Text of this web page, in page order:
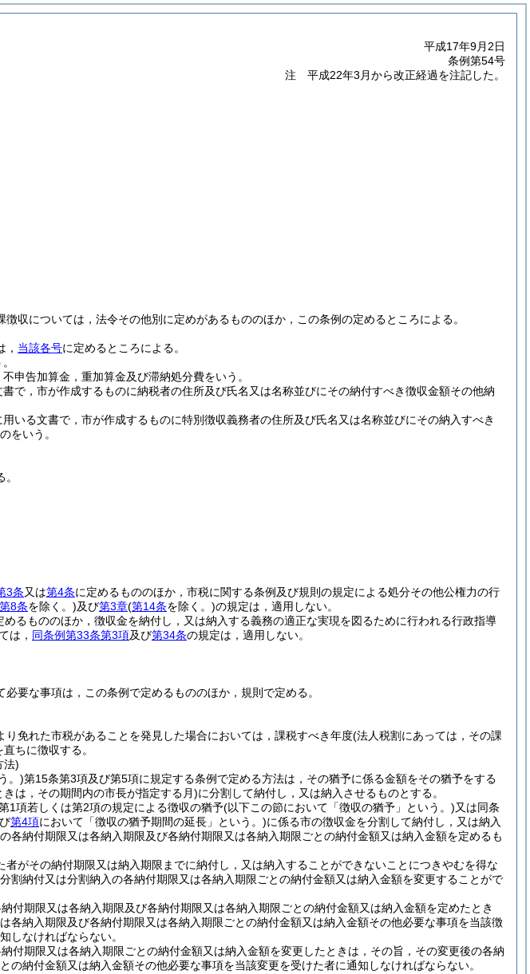
平成17年9月2日
条例第54号
注 平成22年3月から改正経過を注記した。
収については，法令その他別に定めがあるもののほか，この条例の定めるところによる。
， 当該各号に定めるところによる。
告加算金，重加算金及び滞納処分費をいう。
で，市が作成するものに納税者の住所及び氏名又は名称並びにその納付すべき徴収金額その他納
る文書で，市が作成するものに特別徴収義務者の住所及び氏名又は名称並びにその納入すべき
をいう。
3条又は第4条に定めるもののほか，市税に関する条例及び規則の規定による処分その他公権力の行
第8条を除く。)及び第3章(第14条を除く。)の規定は，適用しない。
めるもののほか，徴収金を納付し，又は納入する義務の適正な実現を図るために行われる行政指導
は， 同条例第33条第3項及び第34条の規定は，適用しない。
要な事項は，この条例で定めるもののほか，規則で定める。
免れた市税があることを発見した場合においては，課税すべき年度(法人税割にあっては，その課
ちに徴収する。
法)
。)第15条第3項及び第5項に規定する条例で定める方法は，その猶予に係る金額をその猶予をする
は，その期間内の市長が指定する月)に分割して納付し，又は納入させるものとする。
1項若しくは第2項の規定による徴収の猶予(以下この節において「徴収の猶予」という。)又は同条
第4項において「徴収の猶予期間の延長」という。)に係る市の徴収金を分割して納付し，又は納入
各納付期限又は各納入期限及び各納付期限又は各納入期限ごとの納付金額又は納入金額を定めるも
がその納付期限又は納入期限までに納付し，又は納入することができないことにつきやむを得な
割納付又は分割納入の各納付期限又は各納入期限ごとの納付金額又は納入金額を変更することがで
付期限又は各納入期限及び各納付期限又は各納入期限ごとの納付金額又は納入金額を定めたとき
各納入期限及び各納付期限又は各納入期限ごとの納付金額又は納入金額その他必要な事項を当該徴
しなければならない。
付期限又は各納入期限ごとの納付金額又は納入金額を変更したときは，その旨，その変更後の各納
納付金額又は納入金額その他必要な事項を当該変更を受けた者に通知しなければならない。